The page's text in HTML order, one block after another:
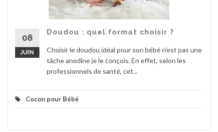
08
JUIN
Doudou : quel format choisir ?
Choisir le doudou idéal pour son bébé n'est pas une
tâche anodine je le conçois. En effet, selon les
professionnels de santé, cet...
Cocon pour Bébé